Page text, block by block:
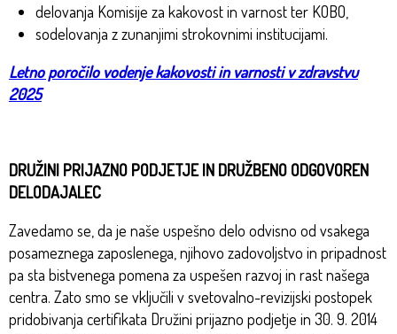
delovanja Komisije za kakovost in varnost ter KOBO,
sodelovanja z zunanjimi strokovnimi institucijami.
Letno poročilo vodenje kakovosti in varnosti v zdravstvu
2025
DRUŽINI PRIJAZNO PODJETJE IN DRUŽBENO ODGOVOREN
DELODAJALEC
Zavedamo se, da je naše uspešno delo odvisno od vsakega
posameznega zaposlenega, njihovo zadovoljstvo in pripadnost
pa sta bistvenega pomena za uspešen razvoj in rast našega
centra. Zato smo se vključili v svetovalno-revizijski postopek
pridobivanja certifikata Družini prijazno podjetje in 30. 9. 2014